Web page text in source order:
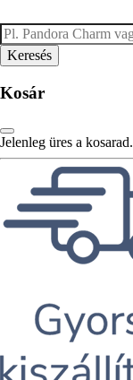
Kosár
Jelenleg üres a kosarad.